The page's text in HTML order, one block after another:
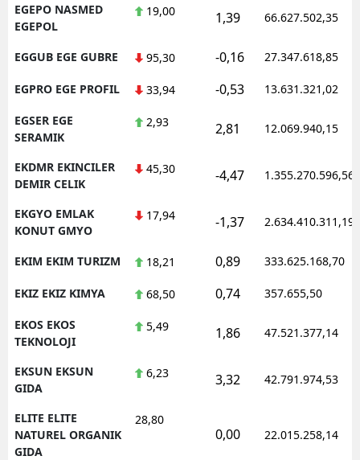
EGEPO NASMED
EGEPOL
19,00 1,39 66.627.502,35
EGGUB EGE GUBRE 95,30 -0,16 27.347.618,85
EGPRO EGE PROFIL 33,94 -0,53 13.631.321,02
EGSER EGE
SERAMIK
2,93 2,81 12.069.940,15
EKDMR EKINCILER
DEMIR CELIK
45,30 -4,47 1.355.270.596,56
EKGYO EMLAK
KONUT GMYO
17,94 -1,37 2.634.410.311,19
EKIM EKIM TURIZM 18,21 0,89 333.625.168,70
EKIZ EKIZ KIMYA 68,50 0,74 357.655,50
EKOS EKOS
TEKNOLOJI
5,49 1,86 47.521.377,14
EKSUN EKSUN
GIDA
6,23 3,32 42.791.974,53
ELITE ELITE
NATUREL ORGANIK
GIDA
28,80
0,00 22.015.258,14